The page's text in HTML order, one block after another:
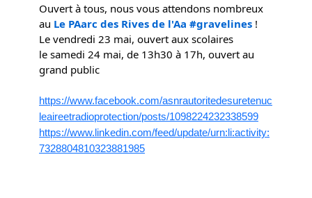
Ouvert à tous, nous vous attendons nombreux
au Le PAarc des Rives de l'Aa #gravelines !
Le vendredi 23 mai, ouvert aux scolaires
le samedi 24 mai, de 13h30 à 17h, ouvert au
grand public
https://www.facebook.com/asnrautoritedesuretenuc
leaireetradioprotection/posts/1098224232338599
https://www.linkedin.com/feed/update/urn:li:activity:
7328804810323881985